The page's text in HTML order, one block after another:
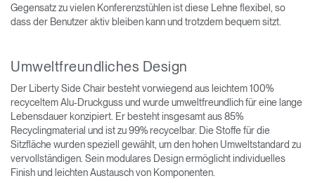
Gegensatz zu vielen Konferenzstühlen ist diese Lehne flexibel, so
dass der Benutzer aktiv bleiben kann und trotzdem bequem sitzt.
Umweltfreundliches Design
Der Liberty Side Chair besteht vorwiegend aus leichtem 100%
recyceltem Alu-Druckguss und wurde umweltfreundlich für eine lange
Lebensdauer konzipiert. Er besteht insgesamt aus 85%
Recyclingmaterial und ist zu 99% recycelbar. Die Stoffe für die
Sitzfläche wurden speziell gewählt, um den hohen Umweltstandard zu
vervollständigen. Sein modulares Design ermöglicht individuelles
Finish und leichten Austausch von Komponenten.